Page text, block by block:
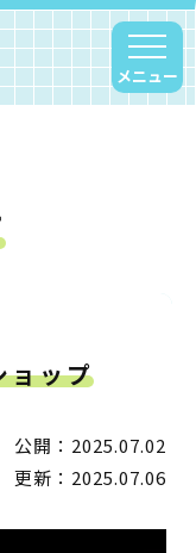
メニュー
ョップ
公開：2025.07.02
更新：2025.07.06